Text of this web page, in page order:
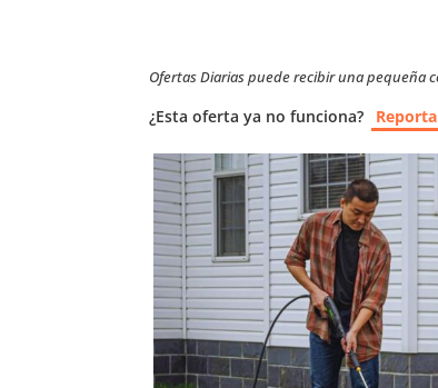
Ofertas Diarias puede recibir una pequeña
¿Esta oferta ya no funciona?